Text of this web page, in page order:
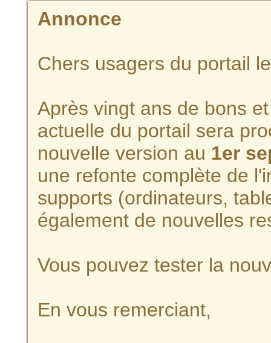
Annonce
Chers usagers du portail
Après vingt ans de bons
actuelle du portail sera
nouvelle version au 1er
une refonte complète de
supports (ordinateurs,
également de nouvelles
Vous pouvez tester la
En vous remerciant,